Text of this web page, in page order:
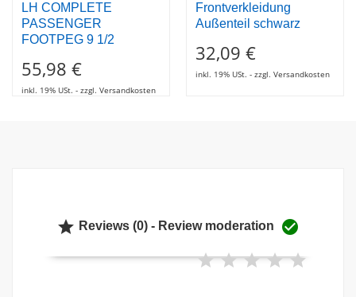
LH COMPLETE
PASSENGER
FOOTPEG 9 1/2
55,98 €
inkl. 19% USt. - zzgl. Versandkosten
Frontverkleidung
Außenteil schwarz
32,09 €
inkl. 19% USt. - zzgl. Versandkosten
 Reviews (0) - Review moderation 